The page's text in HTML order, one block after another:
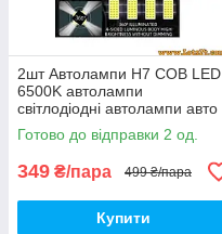
2шт Автолампи H7 COB LED
6500K автолампи
світлодіодні автолампи авто
лед лампи авто лампа лед
світлодіодна дхо птф на авто
Готово до відправки 2 од.
349 ₴/пара 499 ₴/пара
Купити